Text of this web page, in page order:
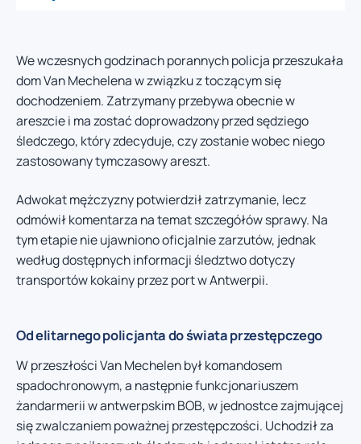
We wczesnych godzinach porannych policja przeszukała
dom Van Mechelena w związku z toczącym się
dochodzeniem. Zatrzymany przebywa obecnie w
areszcie i ma zostać doprowadzony przed sędziego
śledczego, który zdecyduje, czy zostanie wobec niego
zastosowany tymczasowy areszt.
Adwokat mężczyzny potwierdził zatrzymanie, lecz
odmówił komentarza na temat szczegółów sprawy. Na
tym etapie nie ujawniono oficjalnie zarzutów, jednak
według dostępnych informacji śledztwo dotyczy
transportów kokainy przez port w Antwerpii.
Od elitarnego policjanta do świata przestępczego
W przeszłości Van Mechelen był komandosem
spadochronowym, a następnie funkcjonariuszem
żandarmerii w antwerpskim BOB, w jednostce zajmującej
się zwalczaniem poważnej przestępczości. Uchodził za